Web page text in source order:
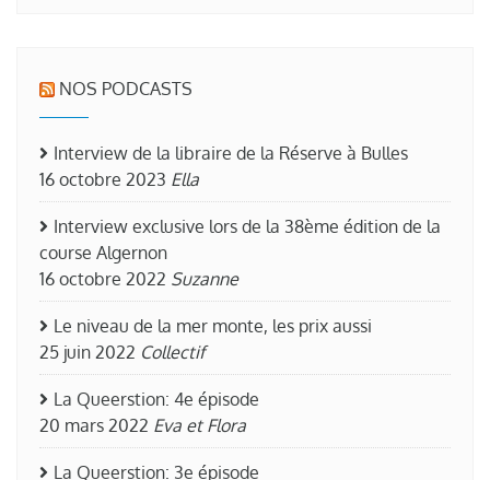
NOS PODCASTS
Interview de la libraire de la Réserve à Bulles
16 octobre 2023 Ella
Interview exclusive lors de la 38ème édition de la
course Algernon
16 octobre 2022 Suzanne
Le niveau de la mer monte, les prix aussi
25 juin 2022 Collectif
La Queerstion: 4e épisode
20 mars 2022 Eva et Flora
La Queerstion: 3e épisode